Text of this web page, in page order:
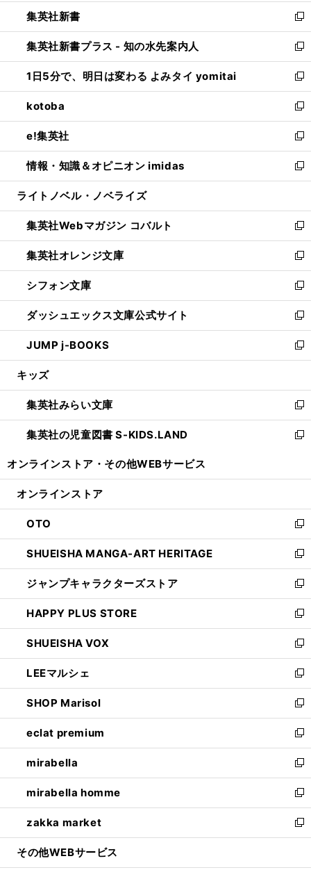
く
で
開
く
ウ
ィ
ン
ド
ウ
で
開
く
し
い
ウ
ィ
ン
ド
ウ
で
開
く
集英社新書
新
し
い
ウ
ィ
ン
ド
ウ
で
開
く
集英社新書プラス - 知の水先案内人
新
し
い
ウ
ィ
ン
ド
ウ
で
開
1日5分で、明日は変わる よみタイ yomitai
新
し
い
ウ
ィ
ン
ド
ウ
開
く
kotoba
新
し
い
ウ
ィ
ン
ウ
で
開
く
e!集英社
新
し
い
ウ
ン
ド
ウ
で
開
く
情報・知識＆オピニオン imidas
新
し
ウ
ィ
ン
ド
ウ
で
開
く
ライトノベル・ノベライズ
集英社Webマガジン コバルト
新
し
い
ウ
ィ
ン
ド
ウ
で
開
集英社オレンジ文庫
新
し
い
ウ
ィ
ン
ド
ウ
開
く
シフォン文庫
新
し
い
ウ
ィ
ン
ウ
で
開
く
ダッシュエックス文庫公式サイト
新
し
い
ウ
ン
ド
ウ
で
JUMP j-BOOKS
新
し
ウ
ィ
ン
ド
開
キッズ
集英社みらい文庫
新
し
い
ン
ウ
で
開
く
集英社の児童図書 S-KIDS.LAND
新
ウ
ン
ド
ウ
で
開
く
オンラインストア・ その他WEBサービス
オンラインストア
OTO
新
し
い
ウ
ィ
ン
ド
ウ
で
開
く
SHUEISHA MANGA-ART HERITAGE
新
し
い
ウ
ィ
ン
ド
ウ
で
開
く
ジャンプキャラクターズストア
新
し
い
ウ
ィ
ン
ド
ウ
で
開
く
HAPPY PLUS STORE
新
し
い
ウ
ィ
ン
ド
ウ
で
開
く
SHUEISHA VOX
新
し
い
ウ
ィ
ン
ド
ウ
で
開
く
LEEマルシェ
新
し
い
ウ
ィ
ン
ド
ウ
で
開
く
SHOP Marisol
新
し
い
ウ
ィ
ン
ド
ウ
で
開
eclat premium
新
し
い
ウ
ィ
ン
ド
ウ
開
mirabella
新
し
い
ウ
ィ
ン
mirabella homme
新
し
い
ウ
zakka market
新
し
その他WEBサービス